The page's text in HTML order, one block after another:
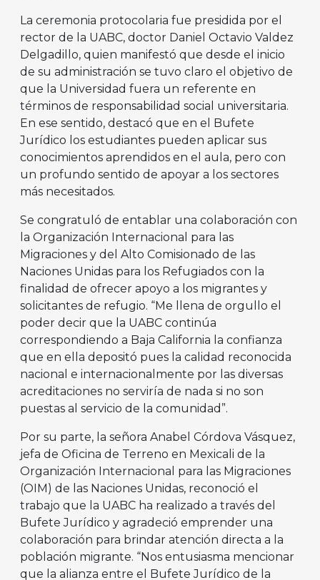
La ceremonia protocolaria fue presidida por el
rector de la UABC, doctor Daniel Octavio Valdez
Delgadillo, quien manifestó que desde el inicio
de su administración se tuvo claro el objetivo de
que la Universidad fuera un referente en
términos de responsabilidad social universitaria.
En ese sentido, destacó que en el Bufete
Jurídico los estudiantes pueden aplicar sus
conocimientos aprendidos en el aula, pero con
un profundo sentido de apoyar a los sectores
más necesitados.
Se congratuló de entablar una colaboración con
la Organización Internacional para las
Migraciones y del Alto Comisionado de las
Naciones Unidas para los Refugiados con la
finalidad de ofrecer apoyo a los migrantes y
solicitantes de refugio. “Me llena de orgullo el
poder decir que la UABC continúa
correspondiendo a Baja California la confianza
que en ella depositó pues la calidad reconocida
nacional e internacionalmente por las diversas
acreditaciones no serviría de nada si no son
puestas al servicio de la comunidad”.
Por su parte, la señora Anabel Córdova Vásquez,
jefa de Oficina de Terreno en Mexicali de la
Organización Internacional para las Migraciones
(OIM) de las Naciones Unidas, reconoció el
trabajo que la UABC ha realizado a través del
Bufete Jurídico y agradeció emprender una
colaboración para brindar atención directa a la
población migrante. “Nos entusiasma mencionar
que la alianza entre el Bufete Jurídico de la